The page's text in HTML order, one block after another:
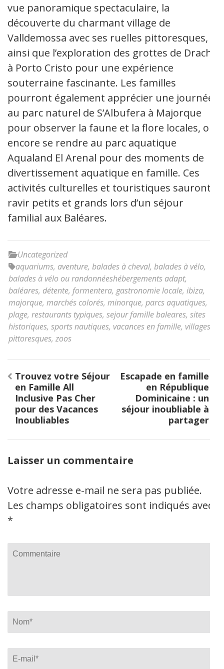
vue panoramique spectaculaire, la
découverte du charmant village de
Valldemossa avec ses ruelles pittoresques,
ainsi que l’exploration des grottes de Drach
à Porto Cristo pour une expérience
souterraine fascinante. Les familles
pourront également apprécier une journée
au parc naturel de S’Albufera à Majorque
pour observer la faune et la flore locales, ou
encore se rendre au parc aquatique
Aqualand El Arenal pour des moments de
divertissement aquatique en famille. Ces
activités culturelles et touristiques sauront
ravir petits et grands lors d’un séjour
familial aux Baléares.
Uncategorized
aquariums, aventure, balades à cheval, balades à vélo,
balades à vélo ou randonnéeshébergements adapt,
baléares, détente, formentera, gastronomie locale, ibiza,
majorque, marchés colorés, minorque, parcs aquatiques,
plage, restaurants typiques, sejour famille baleares, sites
historiques, sports nautiques, vacances en famille, villages
pittoresques, zoos
Navigation
de
l’article
Trouvez votre Séjour
en Famille All
Inclusive Pas Cher
pour des Vacances
Inoubliables
Escapade en famille
en République
Dominicaine : un
séjour inoubliable à
partager
Laisser un commentaire
Votre adresse e-mail ne sera pas publiée.
Les champs obligatoires sont indiqués avec
*
Commentaire
Name
Email*